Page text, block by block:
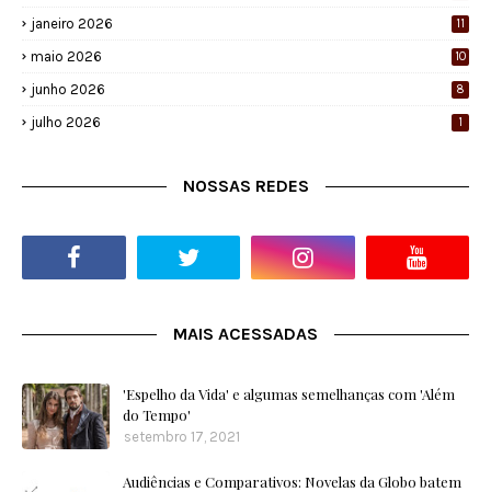
janeiro 2026 11
maio 2026 10
junho 2026 8
julho 2026 1
NOSSAS REDES
MAIS ACESSADAS
'Espelho da Vida' e algumas semelhanças com 'Além
do Tempo'
setembro 17, 2021
Audiências e Comparativos: Novelas da Globo batem